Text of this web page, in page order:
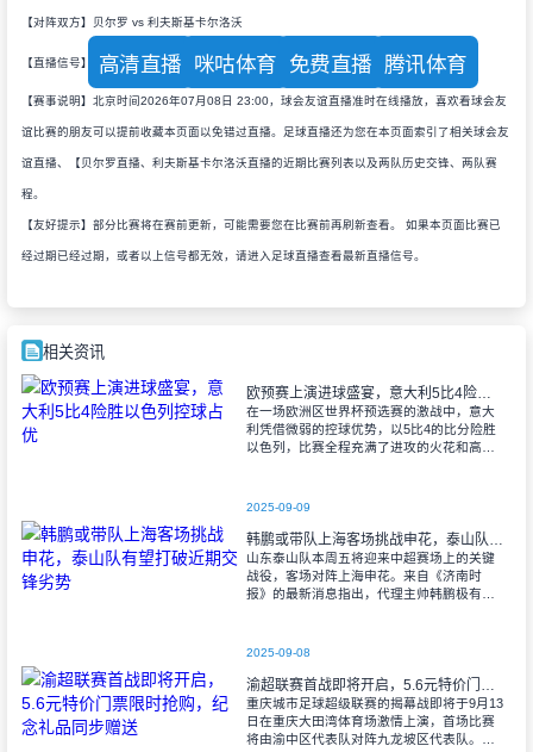
【对阵双方】贝尔罗 vs 利夫斯基卡尔洛沃
【直播信号】 高清直播 咪咕体育 免费直播 腾讯体育
【赛事说明】北京时间2026年07月08日 23:00，球会友谊直播准时在线播放，喜欢看球会友
谊比赛的朋友可以提前收藏本页面以免错过直播。足球直播还为您在本页面索引了相关球会友
谊直播、【贝尔罗直播、利夫斯基卡尔洛沃直播的近期比赛列表以及两队历史交锋、两队赛
程。
【友好提示】部分比赛将在赛前更新，可能需要您在比赛前再刷新查看。 如果本页面比赛已
经过期已经过期，或者以上信号都无效，请进入足球直播查看最新直播信号。
相关资讯
欧预赛上演进球盛宴，意大利5比4险胜以色列控球占优
在一场欧洲区世界杯预选赛的激战中，意大
利凭借微弱的控球优势，以5比4的比分险胜
以色列，比赛全程充满了进攻的火花和高效
2025-09-09
山东泰山队本周五将迎来中超赛场上的关键
战役，客场对阵上海申花。来自《济南时
报》的最新消息指出，代理主帅韩鹏极有可
验。
2025-09-08
渝超联赛首战即将开启，5.6元特价门票限时抢购，纪念礼品同步赠送
重庆城市足球超级联赛的揭幕战即将于9月13
日在重庆大田湾体育场激情上演，首场比赛
将由渝中区代表队对阵九龙坡区代表队。据